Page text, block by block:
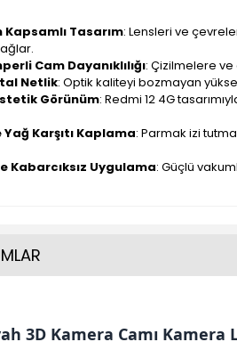
Kapsamlı Tasarım: Lensleri ve
Cam Dayanıklılığı: Çizilmelere
Netlik: Optik kaliteyi bozmayan
Görünüm: Redmi 12 4G
Yağ Karşıtı Kaplama: Parmak izi
Kabarcıksız Uygulama: Güçlü
3D Kamera Camı